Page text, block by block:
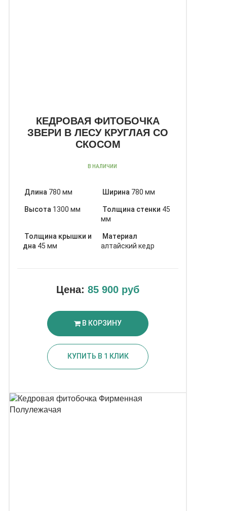
КЕДРОВАЯ ФИТОБОЧКА
ЗВЕРИ В ЛЕСУ КРУГЛАЯ СО
СКОСОМ
В НАЛИЧИИ
Длина 780 мм Ширина 780 мм
Высота 1300 мм Толщина стенки 45
мм
Толщина крышки и
дна 45 мм
Материал
алтайский кедр
Цена: 85 900 руб
В КОРЗИНУ
КУПИТЬ В 1 КЛИК